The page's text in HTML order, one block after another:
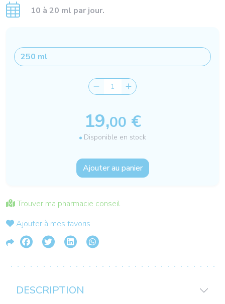
10 à 20 ml par jour.
19,00 €
Disponible en stock
Ajouter au panier
Trouver ma pharmacie conseil
Ajouter à mes favoris
DESCRIPTION